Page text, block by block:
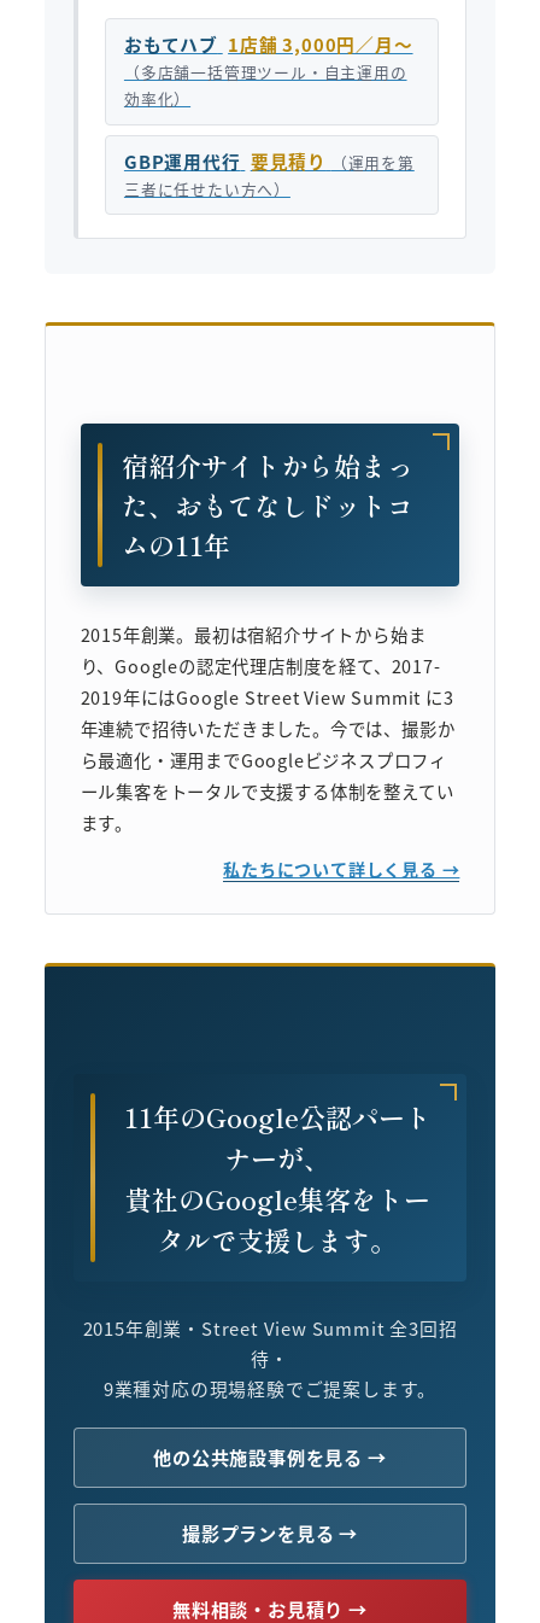
おもてハブ 1店舗 3,000円／月〜
（多店舗一括管理ツール・自主運用の
効率化）
GBP運用代行 要見積り
（運用を第
三者に任せたい方へ）
宿紹介サイトから始まっ
た、おもてなしドットコ
ムの11年
2015年創業。最初は宿紹介サイトから始ま
り、Googleの認定代理店制度を経て、2017-
2019年にはGoogle Street View Summit に3
年連続で招待いただきました。今では、撮影か
ら最適化・運用までGoogleビジネスプロフィ
ール集客をトータルで支援する体制を整えてい
ます。
私たちについて詳しく見る →
11年のGoogle公認パート
ナーが、
貴社のGoogle集客をトー
タルで支援します。
2015年創業・Street View Summit 全3回招
待・
9業種対応の現場経験でご提案します。
他の公共施設事例を見る →
撮影プランを見る →
無料相談・お見積り →